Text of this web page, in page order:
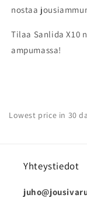
nostaa
Tilaa Sanlida X10
ampumassa!
Lowest price in 30
Yhteystiedot